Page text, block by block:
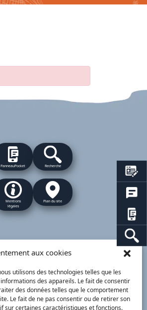
aux cookies
utilisons des technologies telles que les
des appareils. Le fait de consentir
des données telles que le comportement
Le fait de ne pas consentir ou de retirer son
sur certaines caractéristiques et fonctions.
PanneauPocket Recherche
Mentions
légales
Plan du site
- 06 84 05